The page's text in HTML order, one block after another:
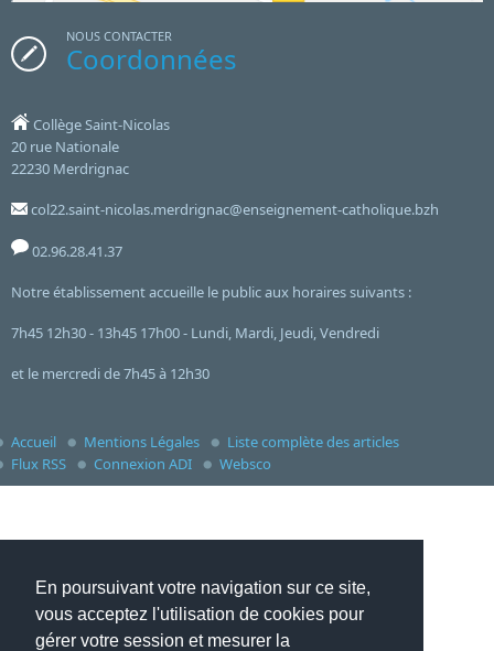
En poursuivant votre navigation sur ce site,
vous acceptez l'utilisation de cookies pour
gérer votre session et mesurer la
NOUS CONTACTER
Coordonnées
Collège Saint-Nicolas
20 rue Nationale
22230 Merdrignac
col22.saint-nicolas.merdrignac@enseignement-catholique.bzh
02.96.28.41.37
Notre établissement accueille le public aux horaires suivants :
7h45 12h30 - 13h45 17h00 - Lundi, Mardi, Jeudi, Vendredi
et le mercredi de 7h45 à 12h30
Accueil Mentions Légales
Liste complète des articles
Flux RSS
Connexion ADI Websco